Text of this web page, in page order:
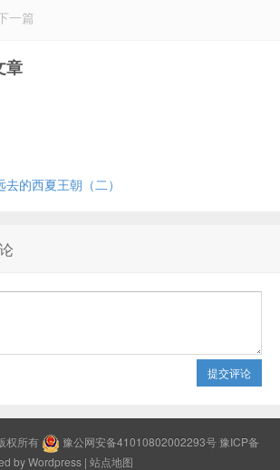
一篇
章
的西夏王朝（二）
提交评论
权所有 豫公网安备41010802002293号 豫ICP备
by Wordpress | 站点地图